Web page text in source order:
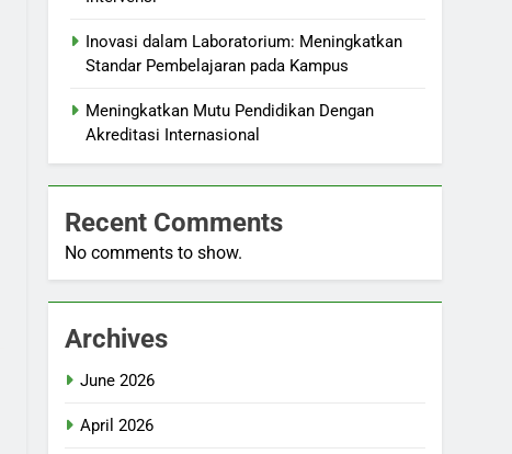
Inovasi dalam Laboratorium: Meningkatkan
Standar Pembelajaran pada Kampus
Meningkatkan Mutu Pendidikan Dengan
Akreditasi Internasional
Recent Comments
No comments to show.
Archives
June 2026
April 2026